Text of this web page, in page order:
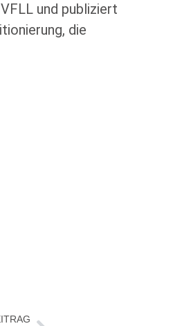
und publiziert
die